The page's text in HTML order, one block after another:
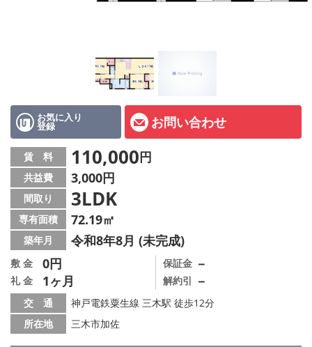
LINE公式アカウント
店舗情報·アクセス
会社概要
メールでお問い合わせ
お気に入り
登録 お問い合わせ
賃 料 110,000円
共益費 3,000円
間取り 3LDK
専有面積 72.19㎡
築年月 令和8年8月 (未完成)
敷 金 0円
礼 金 1ヶ月
保証金 －
解約引 －
交 通
神戸電鉄粟生線 三木駅 徒歩12分
所在地
三木市加佐